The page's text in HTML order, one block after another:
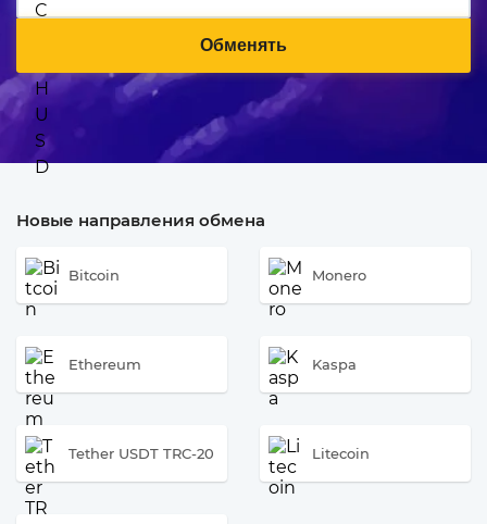
Обменять
Новые направления обмена
Bitcoin Monero
Ethereum Kaspa
Tether USDT TRC-20 Litecoin